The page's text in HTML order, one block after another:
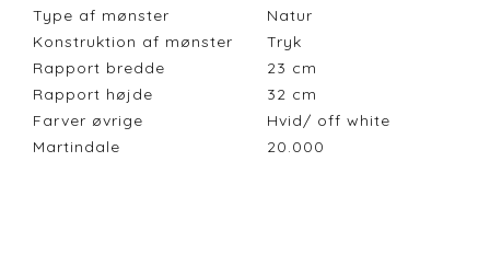
Type af mønster
Natur
Konstruktion af mønster
Tryk
Rapport bredde
23 cm
Rapport højde
32 cm
Farver øvrige
Hvid/ off white
Martindale
20.000